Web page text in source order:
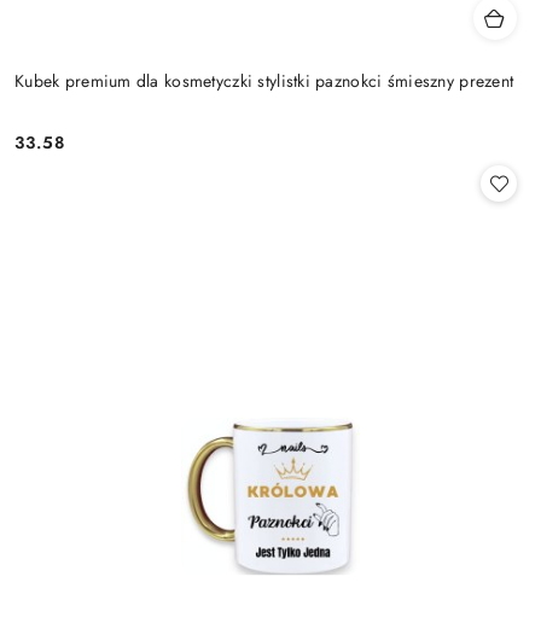
Kubek premium dla kosmetyczki stylistki paznokci śmieszny prezent
Cena:
33.58